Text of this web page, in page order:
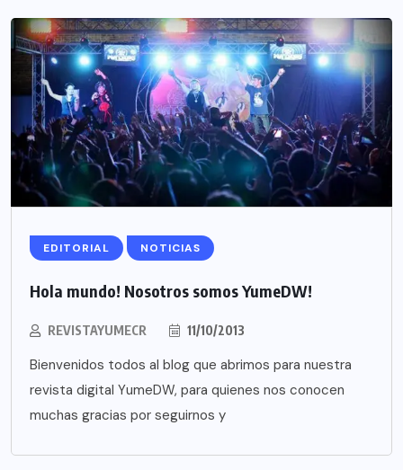
EDITORIAL NOTICIAS
Hola mundo! Nosotros somos YumeDW!
REVISTAYUMECR 11/10/2013
Bienvenidos todos al blog que abrimos para nuestra
revista digital YumeDW, para quienes nos conocen
muchas gracias por seguirnos y